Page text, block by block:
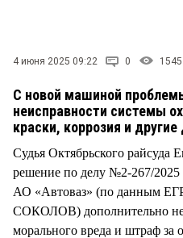
4 июня 2025 09:22 0 1545
С новой машиной
неисправности системы
краски, коррозия и
Судья Октябрьского
решение по делу №2-267/2025
АО «Автоваз» (по данным
СОКОЛОВ) дополнительно
морального вреда и штраф за